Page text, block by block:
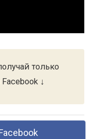
только
↓